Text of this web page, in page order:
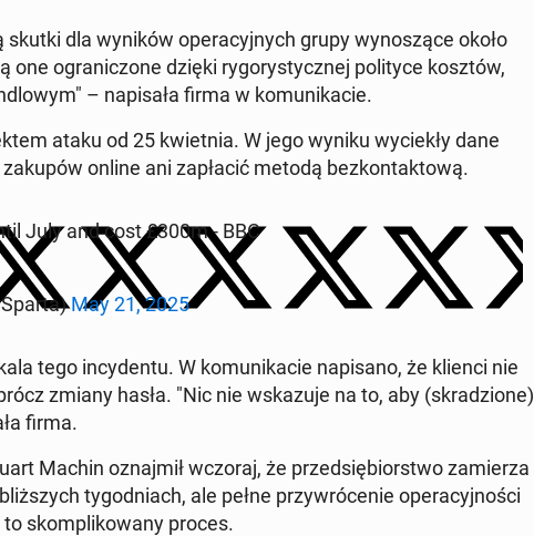
dla wyników op­er­a­cyjnych grupy wynoszące około
one ogranic­zone dzięki ry­go­rysty­cznej poli­tyce kosztów,
– napisała firma w ko­mu­nika­cie.
ataku od 25 kwiet­nia. W jego wyniku wyciekły dane
online ani za­płacić metodą bezkon­tak­tową.
July and cost £300m - BBC
May 21, 2025
tego in­cy­den­tu. W ko­mu­nika­cie napisano, że klienci nie
zmiany hasła. "Nic nie wskazu­je na to, aby (skradzione)
firma.
Machin oz­na­jmił wczoraj, że przed­siębiorstwo za­mierza
ty­god­ni­ach, ale pełne przy­wróce­nie op­er­a­cyjnoś­ci
skom­p­likowany proces.